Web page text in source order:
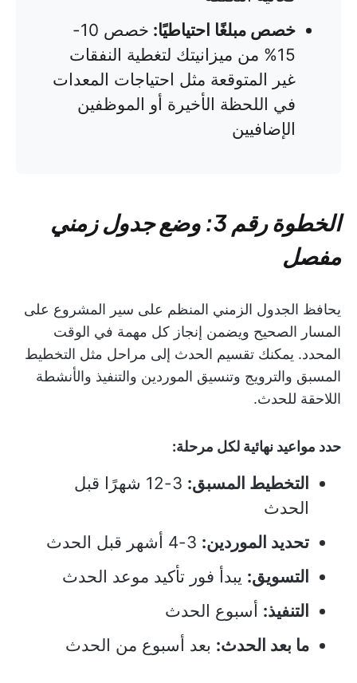
خصص مبلغًا احتياطيًا:
خصص 10-
15% من ميزانيتك لتغطية النفقات
غير المتوقعة مثل احتياجات المعدات
في اللحظة الأخيرة أو الموظفين
الإضافيين
الخطوة رقم 3: وضع جدول زمني
مفصل
يحافظ الجدول الزمني المنظم على سير المشروع على
المسار الصحيح ويضمن إنجاز كل مهمة في الوقت
المحدد. يمكنك تقسيم الحدث إلى مراحل مثل التخطيط
المسبق والترويج وتنسيق الموردين والتنفيذ والأنشطة
اللاحقة للحدث.
حدد مواعيد نهائية لكل مرحلة:
التخطيط المسبق:
3-12 شهرًا قبل
الحدث
تحديد الموردين:
التسويق: يبدأ فور تأكيد موعد الحدث
التنفيذ: أسبوع الحدث
ما بعد الحدث: بعد أسبوع من الحدث